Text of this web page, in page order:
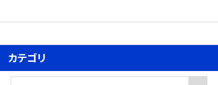
カテゴリ